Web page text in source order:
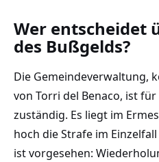
Wer entscheidet
des Bußgelds?
Die Gemeindeverwaltung,
von Torri del Benaco, ist
zuständig. Es liegt im
hoch die Strafe im
ist vorgesehen: